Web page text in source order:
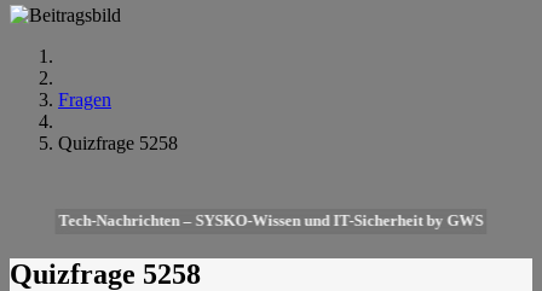
Fragen
Quizfrage 5258
Tech-Nachrichten – SYSKO-Wissen und IT-Sicherheit by GWS
Quizfrage 5258